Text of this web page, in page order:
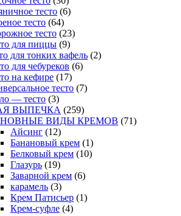
тесто (6)
тесто (64)
тесто (23)
для пиццы (9)
для тонких вафель (2)
для чебуреков (6)
на кефире (17)
тесто (7)
— тесто (3)
ВЫПЕЧКА (259)
ВИДЫ КРЕМОВ (71)
Айсинг (12)
Банановый крем (1)
Белковый крем (10)
Глазурь (19)
Заварной крем (6)
карамель (3)
Крем Патисьер (1)
Крем-суфле (4)